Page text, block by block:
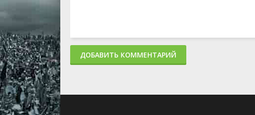
ДОБАВИТЬ КОММЕНТАРИЙ